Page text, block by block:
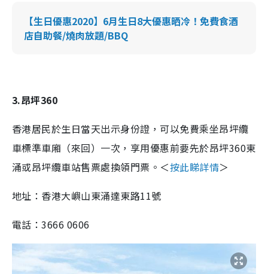
【生日優惠2020】6月生日8大優惠晒冷！免費食酒
店自助餐/燒肉放題/BBQ
3.昂坪360
香港居民於生日當天出示身份證，可以免費乘坐昂坪纜
車標準車廂（來回）一次，享用優惠前要先於昂坪360東
涌或昂坪纜車站售票處換領門票。＜按此睇詳情＞
地址：香港大嶼山東涌達東路11號
電話：3666 0606